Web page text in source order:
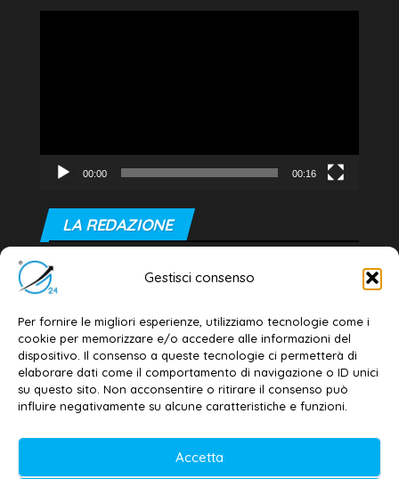
Gestisci consenso
Per fornire le migliori esperienze, utilizziamo tecnologie come i
cookie per memorizzare e/o accedere alle informazioni del
dispositivo. Il consenso a queste tecnologie ci permetterà di
elaborare dati come il comportamento di navigazione o ID unici
su questo sito. Non acconsentire o ritirare il consenso può
influire negativamente su alcune caratteristiche e funzioni.
Accetta
00:00 00:16
LA REDAZIONE
Editore e direttore responsabile:
Dott. Daniele G. Masciullo
Email: redazione@galatina24.it
Contatti –Disclaimer
Privacy policy –Cookie policy